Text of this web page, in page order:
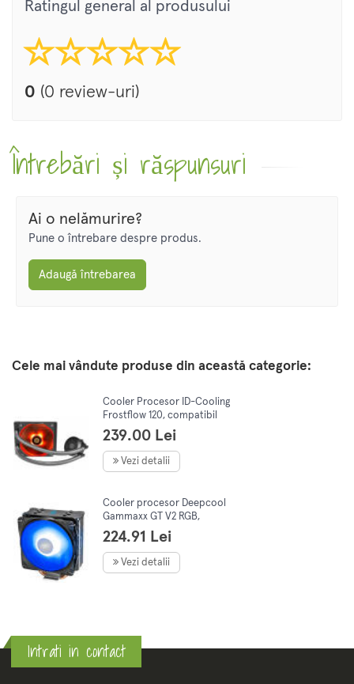
Ratingul general al produsului
0 (0 review-uri)
Întrebări și răspunsuri
Ai o nelămurire?
Pune o întrebare despre produs.
Adaugă întrebarea
Cele mai vândute produse din această categorie:
Cooler Procesor ID-Cooling
Frostflow 120, compatibil
Intel/AMD, ventilator 120 mm
239.00 Lei
Vezi detalii
Cooler procesor Deepcool
Gammaxx GT V2 RGB,
compatibil AMD/Intel
224.91 Lei
Vezi detalii
Intrati in contact